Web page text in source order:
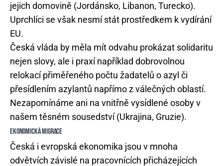
jejich domovině (Jordánsko, Libanon, Turecko).
Uprchlíci se však nesmí stát prostředkem k vydírání
EU.
Česká vláda by měla mít odvahu prokázat solidaritu
nejen slovy, ale i praxí například dobrovolnou
relokací přiměřeného počtu žadatelů o azyl či
přesídlením azylantů napřímo z válečných oblastí.
Nezapomínáme ani na vnitřně vysídlené osoby v
našem těsném sousedství (Ukrajina, Gruzie).
EKONOMICKÁ MIGRACE
Česká i evropská ekonomika jsou v mnoha
odvětvích závislé na pracovnících přicházejících